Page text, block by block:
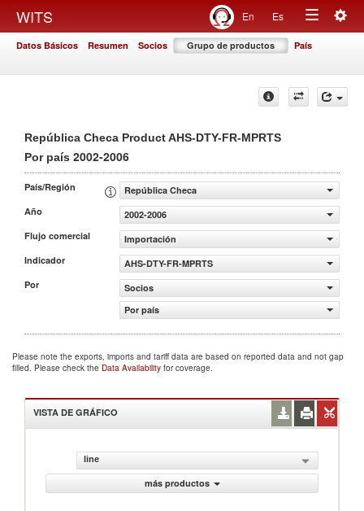
WITS En Es
Toggle
Datos Básicos Resumen Socios Grupo de productos País
República Checa Product AHS-DTY-FR-MPRTS
Por país 2002-2006
País/Región
República Checa
Año
2002-2006
Flujo comercial
Importación
Indicador
AHS-DTY-FR-MPRTS
Por
Socios
Por país
Please note the exports, imports and tariff data are based on reported data and not gap
filled. Please check the Data Availability for coverage.
VISTA DE GRÁFICO
line
más productos